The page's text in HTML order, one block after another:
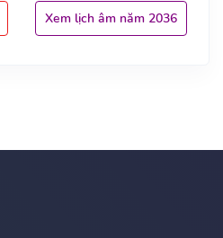
Xem lịch âm năm 2036